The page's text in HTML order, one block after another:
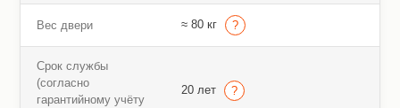
Вес двери ≈ 80 кг
Срок службы
(согласно
гарантийному учёту
20 лет